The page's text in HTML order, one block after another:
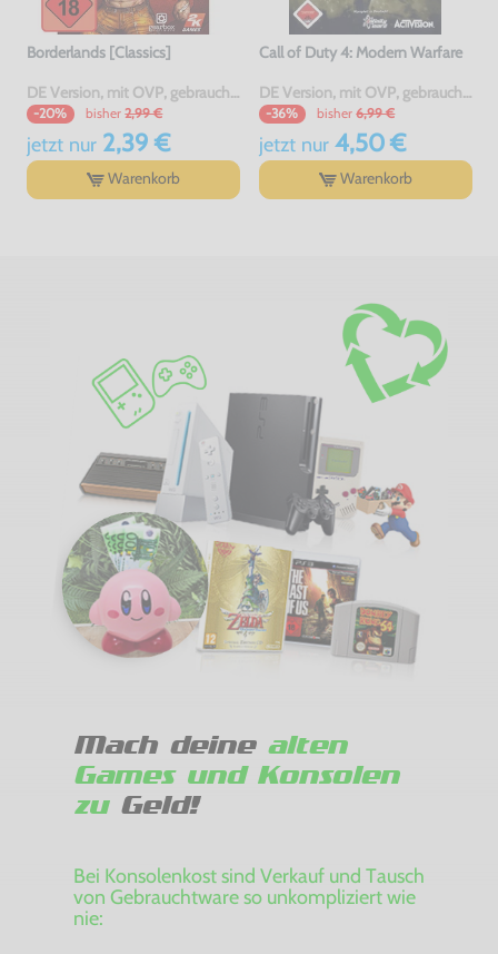
Borderlands [Classics]
DE Version, mit OVP, gebraucht, USK18
-20% bisher 2,99 €
jetzt nur2,39 €
Warenkorb
Call of Duty 4: Modern Warfare
DE Version, mit OVP, gebraucht, USK18
-36% bisher 6,99 €
jetzt nur4,50 €
Warenkorb
Mach deine alten
Games und Konsolen
zuGeld!
Bei Konsolenkost sind Verkauf und Tausch
von Gebrauchtware so unkompliziert wie
nie: